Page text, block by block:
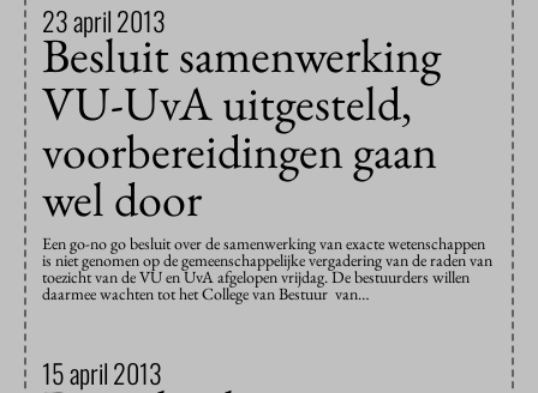
23 april 2013
Besluit samenwerking
VU-UvA uitgesteld,
voorbereidingen gaan
wel door
Een go-no go besluit over de samenwerking van exacte wetenschappen
is niet genomen op de gemeenschappelijke vergadering van de raden van
toezicht van de VU en UvA afgelopen vrijdag. De bestuurders willen
daarmee wachten tot het College van Bestuur van…
15 april 2013